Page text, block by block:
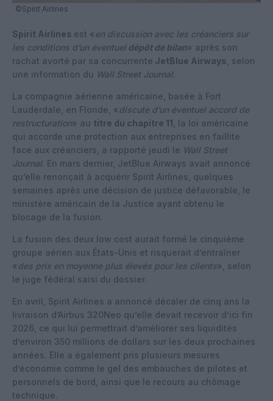
©Spirit Airlines
Spirit Airlines est « en discussion avec les créanciers sur
les conditions d’un éventueldépôt de bilan» après son
rachat avorté par sa concurrente JetBlue Airways , selon
une information du Wall Street Journal.
La compagnie aérienne américaine, basée à Fort
Lauderdale, en Floride, « discute d’un éventuel accord de
restructuration» au titre du chapitre 11 , la loi américaine
qui accorde une protection aux entreprises en faillite
face aux créanciers, a rapporté jeudi le Wall Street
Journal. En mars dernier, JetBlue Airways avait annoncé
qu’elle renonçait à acquérir Spirit Airlines, quelques
semaines après une décision de justice défavorable, le
ministère américain de la Justice ayant obtenu le
blocage de la fusion.
La fusion des deux low cost aurait formé le cinquième
groupe aérien aux États-Unis et risquerait d’entraîner
« des prix en moyenne plus élevés pour les clients», selon
le juge fédéral saisi du dossier.
En avril, Spirit Airlines a annoncé décaler de cinq ans la
livraison d’Airbus 320Neo qu’elle devait recevoir d’ici fin
2026, ce qui lui permettrait d’améliorer ses liquidités
d’environ 350 millions de dollars sur les deux prochaines
années. Elle a également pris plusieurs mesures
d’économie comme le gel des embauches de pilotes et
personnels de bord, ainsi que le recours au chômage
technique.